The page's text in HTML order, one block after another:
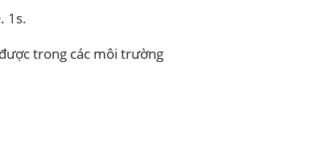
trong các môi trường